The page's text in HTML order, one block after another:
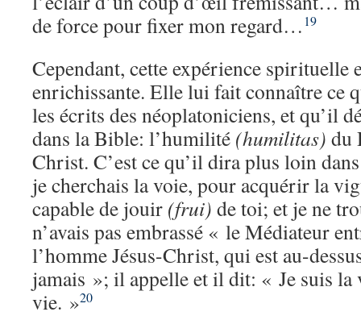
de force pour fixer mon regard… 19
Cependant, cette expérience spirituelle
enrichissante. Elle lui fait connaître ce
les écrits des néoplatoniciens, et qu’il
dans la Bible: l’humilité (humilitas) du
Christ. C’est ce qu’il dira plus loin
je cherchais la voie, pour acquérir la
capable de jouir (frui) de toi; et je ne
n’avais pas embrassé « le Médiateur
l’homme Jésus-Christ, qui est au-
jamais »; il appelle et il dit: « Je suis la
vie. »20